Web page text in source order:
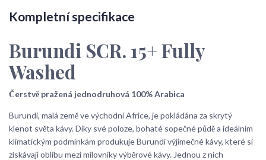
Kompletní specifikace
Burundi SCR. 15+ Fully
Washed
Čerstvě pražená jednodruhová 100% Arabica
Burundi, malá země ve východní Africe, je pokládána za skrytý
klenot světa kávy. Díky své poloze, bohaté sopečné půdě a ideálním
klimatickým podmínkám produkuje Burundi výjimečné kávy, které si
získávají oblibu mezi milovníky výběrové kávy. Jednou z nich